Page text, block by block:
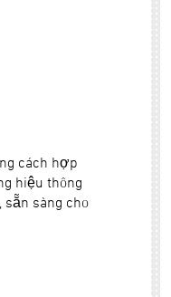
cách hợp
hiệu thông
sẵn sàng cho